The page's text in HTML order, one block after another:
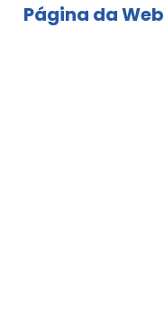
Página da Web